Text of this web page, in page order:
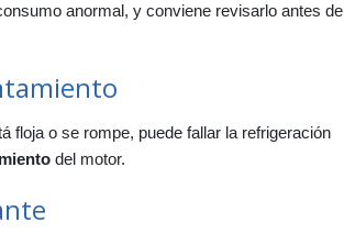
anormal, y conviene revisarlo antes de
floja o se rompe, puede fallar la refrigeración
del motor.